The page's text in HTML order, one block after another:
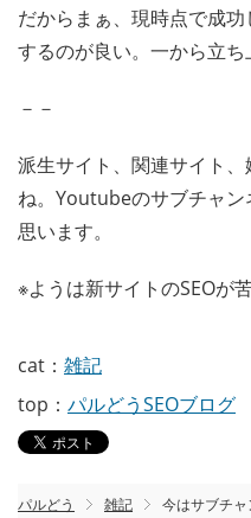
だからまぁ、現時点で成
するのが良い。一から立ち
－－
派生サイト、関連サイト
ね。Youtubeのサブチャン
思います。
※ようは新サイトのSEOが
cat： 雑記
top： パルどうSEOブログ
パルどう 雑記 今はサブチャ